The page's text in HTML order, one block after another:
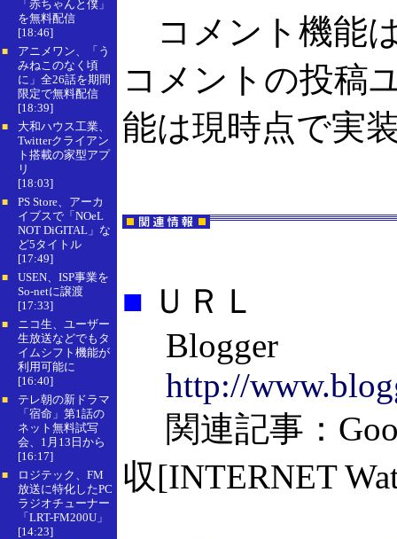
「赤ちゃんと僕」
を無料配信
[18:46]
■
アニメワン、「う
みねこのなく頃
に」全26話を期間
限定で無料配信
[18:39]
■
大和ハウス工業、
Twitterクライアン
ト搭載の家型アプ
リ
[18:03]
■
PS Store、アーカ
イブスで「NOeL
NOT DiGITAL」な
ど5タイトル
[17:49]
■
USEN、ISP事業を
So-netに譲渡
[17:33]
■
ニコ生、ユーザー
生放送などでもタ
イムシフト機能が
利用可能に
[16:40]
■
テレ朝の新ドラマ
「宿命」第1話の
ネット無料試写
会、1月13日から
[16:17]
■
ロジテック、FM
放送に特化したPC
ラジオチューナー
「LRT-FM200U」
[14:23]
コメント機能
コメントの投稿
能は現時点で実
■ ＵＲＬ
Blogger
http://
関連記事：
収[INTERNET